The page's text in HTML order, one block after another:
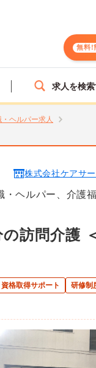
無料!
求人を検
ヘルパー求人
株式会社ケアサ
・ヘルパー、介護
の訪問介護
資格取得サポート
研修制